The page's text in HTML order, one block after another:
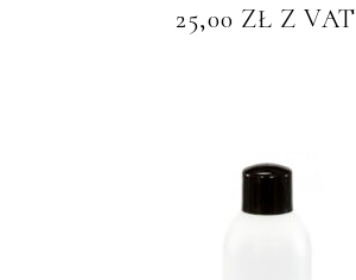
25,00 ZŁ Z VAT